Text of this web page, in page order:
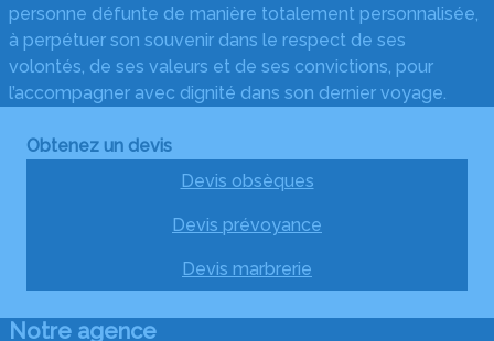
personne défunte de manière totalement personnalisée,
à perpétuer son souvenir dans le respect de ses
volontés, de ses valeurs et de ses convictions, pour
l’accompagner avec dignité dans son dernier voyage.
Obtenez un devis
Devis obsèques
Devis prévoyance
Devis marbrerie
Notre agence